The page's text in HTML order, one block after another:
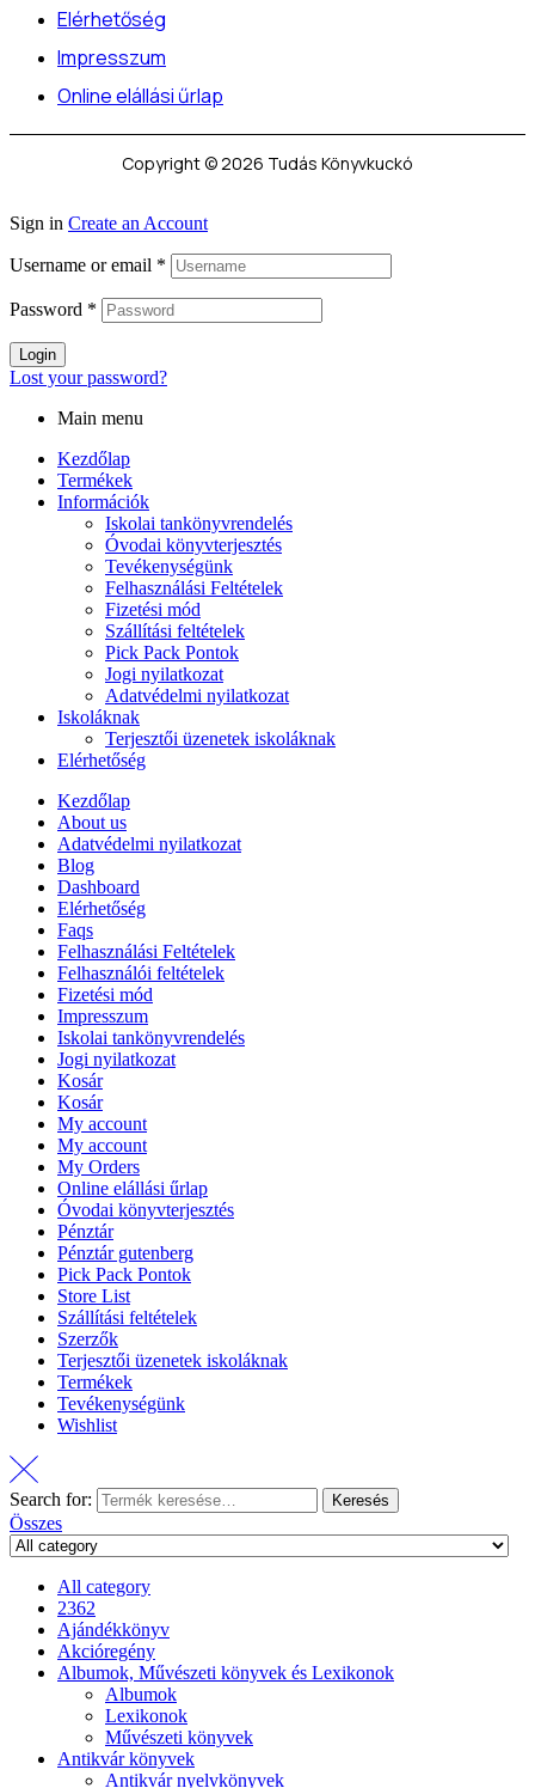
Elérhetőség
Impresszum
Online elállási űrlap
Copyright © 2026 Tudás Könyvkuckó
Sign in Create an Account
Username or email *
Password *
Login
Lost your password?
Main menu
Kezdőlap
Termékek
Információk
Iskolai tankönyvrendelés
Óvodai könyvterjesztés
Tevékenységünk
Felhasználási Feltételek
Fizetési mód
Szállítási feltételek
Pick Pack Pontok
Jogi nyilatkozat
Adatvédelmi nyilatkozat
Iskoláknak
Terjesztői üzenetek iskoláknak
Elérhetőség
Kezdőlap
About us
Adatvédelmi nyilatkozat
Blog
Dashboard
Elérhetőség
Faqs
Felhasználási Feltételek
Felhasználói feltételek
Fizetési mód
Impresszum
Iskolai tankönyvrendelés
Jogi nyilatkozat
Kosár
Kosár
My account
My account
My Orders
Online elállási űrlap
Óvodai könyvterjesztés
Pénztár
Pénztár gutenberg
Pick Pack Pontok
Store List
Szállítási feltételek
Szerzők
Terjesztői üzenetek iskoláknak
Termékek
Tevékenységünk
Wishlist
Search for: Keresés
Összes
All category
2362
Ajándékkönyv
Akcióregény
Albumok, Művészeti könyvek és Lexikonok
Albumok
Lexikonok
Művészeti könyvek
Antikvár könyvek
Antikvár nyelvkönyvek